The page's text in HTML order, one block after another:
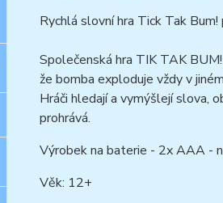
Rychlá slovní hra Tick Tak
Společenská hra TIK TAK
že bomba exploduje vždy v
Hráči hledají a vymýšlejí slova,
prohrává.
Výrobek na baterie - 2x AAA -
Věk: 12+